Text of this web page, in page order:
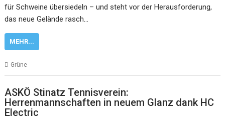
für Schweine übersiedeln – und steht vor der Herausforderung,
das neue Gelände rasch…
MEHR...
Grüne
ASKÖ Stinatz Tennisverein:
Herrenmannschaften in neuem Glanz dank HC
Electric